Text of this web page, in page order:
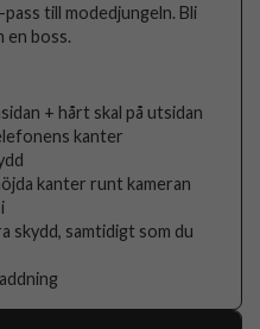
till modedjungeln. Bli
en boss.
+ hårt skal på utsidan
kanter
kanter runt kameran
skydd, samtidigt som du